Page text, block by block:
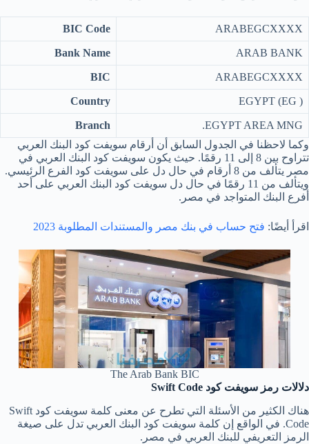
ARABEGCXXXX
BIC Code
ARAB BANK
Bank Name
ARABEGCXXXX
BIC
EGYPT (EG )
Country
EGYPT AREA MNG.
Branch
وكما لاحظنا في الجدول السابق أن أرقام سويفت كود البنك العربي
تتراوح بين 8 إلى 11 رقمًا. حيث يكون سويفت كود البنك العربي في
مصر يتألف من 8 أرقام في حال دل على سويفت كود الفرع الرئيسي.
ويتألف من 11 رقمًا في حال دل سويفت كود البنك العربي على أحد
أفرع البنك المتواجد في مصر.
اقرأ أيضًا: فتح حساب في بنك مصر والمستندات المطلوبة 2023
The Arab Bank BIC
دلالات رمز سويفت كود Swift Code
هناك الكثير من الأسئلة التي تطرح عن معنى كلمة سويفت كود Swift
Code. في الواقع إن كلمة سويفت كود البنك العربي تدل على صيغة
الرمز التعريفي للبنك العربي في مصر.